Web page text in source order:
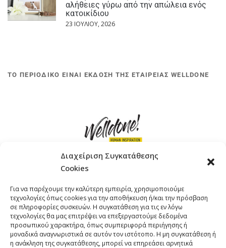
Διαχείριση Συγκατάθεσης
Cookies
Για να παρέχουμε την καλύτερη εμπειρία, χρησιμοποιούμε
τεχνολογίες όπως cookies για την αποθήκευση ή/και την πρόσβαση
σε πληροφορίες συσκευών. Η συγκατάθεση για τις εν λόγω
τεχνολογίες θα μας επιτρέψει να επεξεργαστούμε δεδομένα
προσωπικού χαρακτήρα, όπως συμπεριφορά περιήγησης ή
μοναδικά αναγνωριστικά σε αυτόν τον ιστότοπο. Η μη συγκατάθεση ή
η ανάκληση της συγκατάθεσης, μπορεί να επηρεάσει αρνητικά
αλήθειες γύρω από την απώλεια ενός
κατοικίδιου
23 ΙΟΥΛΊΟΥ, 2026
ΤΟ ΠΕΡΙΟΔΙΚΟ ΕΙΝΑΙ ΕΚΔΟΣΗ ΤΗΣ ΕΤΑΙΡΕΙΑΣ WELLDONE
ΤΗΛΕΦΩΝΟ: +30 211 4021758
EMAIL:info@welldone.com.gr